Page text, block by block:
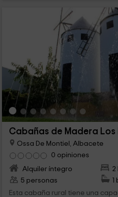
Cabañas de Madera Los
Ossa De Montiel, Albacete
0 opiniones
Alquiler íntegro
2
5 personas
1
Esta cabaña rural tiene una